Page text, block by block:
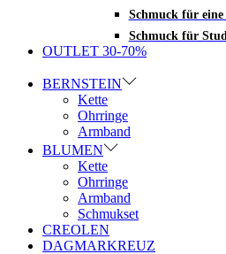
Schmuck für
Schmuck für
OUTLET 30-70%
BERNSTEIN
Kette
Ohrringe
Armband
BLUMEN
Kette
Ohrringe
Armband
Schmukset
CREOLEN
DAGMARKREUZ